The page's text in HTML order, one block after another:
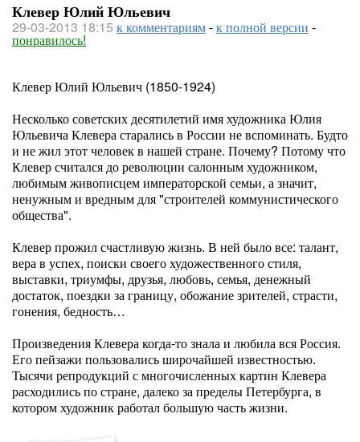
Клевер Юлий Юльевич
29-03-2013 18:15 к комментариям-к полной версии -
понравилось!
Клевер Юлий Юльевич (1850-1924)
Несколько советских десятилетий имя художника Юлия
Юльевича Клевера старались в России не вспоминать. Будто
и не жил этот человек в нашей стране. Почему? Потому что
Клевер считался до революции салонным художником,
любимым живописцем императорской семьи, а значит,
ненужным и вредным для "строителей коммунистического
общества".
Клевер прожил счастливую жизнь. В ней было все: талант,
вера в успех, поиски своего художественного стиля,
выставки, триумфы, друзья, любовь, семья, денежный
достаток, поездки за границу, обожание зрителей, страсти,
гонения, бедность…
Произведения Клевера когда-то знала и любила вся Россия.
Его пейзажи пользовались широчайшей известностью.
Тысячи репродукций с многочисленных картин Клевера
расходились по стране, далеко за пределы Петербурга, в
котором художник работал большую часть жизни.